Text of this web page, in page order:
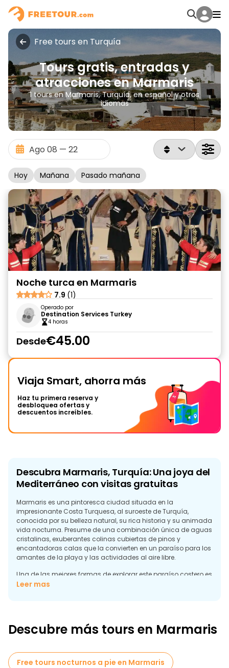
Free tours en Turquía
Tours gratis, entradas y
atracciones en Marmaris
1 tours en Marmaris, Turquía, en español y otros
idiomas
Hoy Mañana Pasado mañana
Noche turca en Marmaris
7.9 (1)
Operado por
Destination Services Turkey
4 horas
Desde€45.00
Viaja Smart, ahorra más
Haz tu primera reserva y
desbloquea ofertas y
descuentos increíbles.
Descubra Marmaris, Turquía: Una joya del
Mediterráneo con visitas gratuitas
Marmaris es una pintoresca ciudad situada en la
impresionante Costa Turquesa, al suroeste de Turquía,
conocida por su belleza natural, su rica historia y su animada
vida nocturna. Presume de una combinación única de aguas
cristalinas, exuberantes colinas cubiertas de pinos y
encantadoras calas que la convierten en un paraíso para los
amantes de la playa y las actividades al aire libre.
Una de las mejores formas de explorar este paraíso costero es
aprovechar las excursiones gratuitas que ofrecen los guías
casco antiguo repletas de arquitectura histórica o visitar el
las joyas ocultas de la ciudad.
Leer mas
Descubre más tours en Marmaris
Free tours nocturnos a pie en Marmaris